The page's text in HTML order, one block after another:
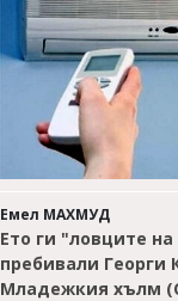
Емел МАХМУД
Ето ги "ловците
пребивали Георги
Младежкия хълм